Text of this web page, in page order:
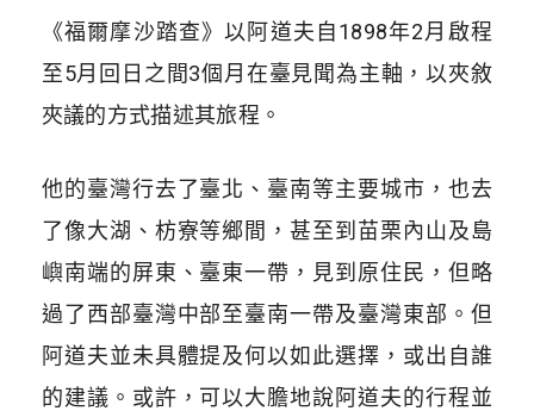
《福爾摩沙踏查》以阿道夫自1898年2月啟程
至5月回日之間3個月在臺見聞為主軸，以夾敘
夾議的方式描述其旅程。
他的臺灣行去了臺北、臺南等主要城市，也去
了像大湖、枋寮等鄉間，甚至到苗栗內山及島
嶼南端的屏東、臺東一帶，見到原住民，但略
過了西部臺灣中部至臺南一帶及臺灣東部。但
阿道夫並未具體提及何以如此選擇，或出自誰
的建議。或許，可以大膽地說阿道夫的行程並